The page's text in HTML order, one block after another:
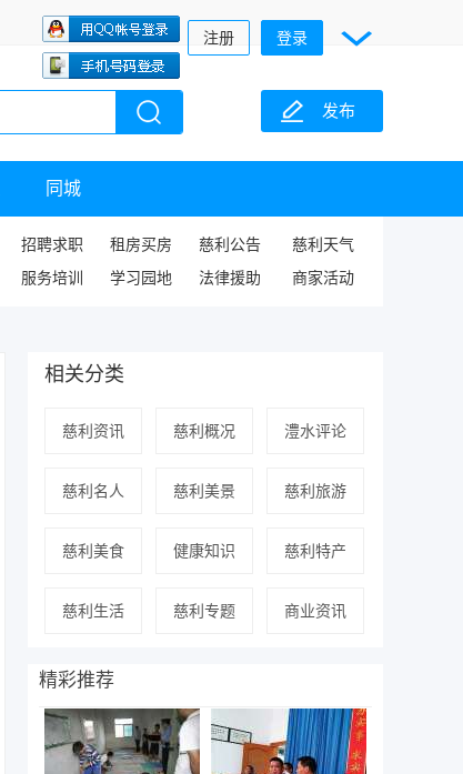
注册 登录
发布
同城
招聘求职 租房买房 慈利公告
慈利天气
服务培训
学习园地 法律援助 商家活动
相关分类
慈利资讯 慈利概况 澧水评论
慈利名人 慈利美景 慈利旅游
慈利美食 健康知识 慈利特产
慈利生活 慈利专题 商业资讯
精彩推荐